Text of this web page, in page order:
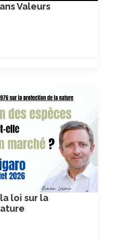
Valeurs
loi sur la